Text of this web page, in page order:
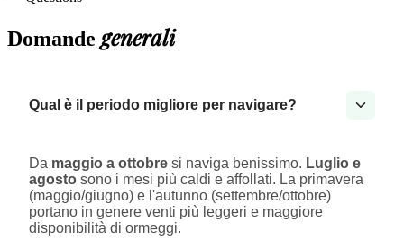
Domandegenerali
Qual è il periodo migliore per navigare?
Da maggio a ottobre si naviga benissimo. Luglio e
agosto sono i mesi più caldi e affollati. La primavera
(maggio/giugno) e l'autunno (settembre/ottobre)
portano in genere venti più leggeri e maggiore
disponibilità di ormeggi.